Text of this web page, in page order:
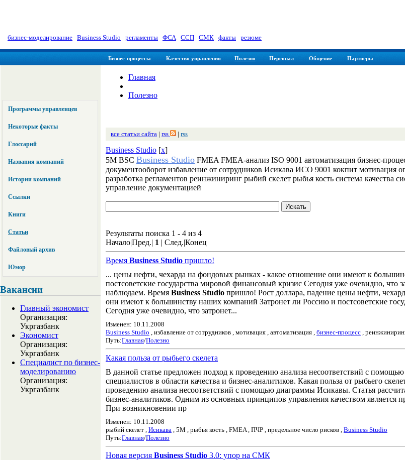
бизнес-моделирование Business Studio регламенты ФСА| ССП СМК факты резюме
Бизнес-процессы Качество управления Полезно Персонал Общение Партнеры
Программы управленцев
Некоторые факты
Глоссарий
Названия компаний
Истории компаний
Ссылки
Книги
Статьи
Файловый архив
Юмор
Вакансии
Главный экономист
Организация:
Укргазбанк
Экономист
Организация:
Укргазбанк
Специалист по бизнес-
моделированию
Организация:
Укргазбанк
Главная
Полезно
все статьи сайта | rss | rss
Business Studio [x]
5M BSC Business Studio FMEA FMEA-анализ ISO 9001 автоматизация бизнес-
документооборот избавление от сотрудников Исикава ИСО 9001 кокпит мотивация
разработка регламентов реинжиниринг рыбий скелет рыбья кость система
управление документацией
Результаты поиска 1 - 4 из 4
Начало|Пред.| 1 | След.|Конец
Время Business Studio пришло!
... цены нефти, чехарда на фондовых рынках - какое отношение они имеют к
постсоветские государства мировой финансовый кризис Сегодня уже очевидно, что
наблюдаем. Время Business Studio пришло! Рост доллара, падение цены нефти,
они имеют к большинству наших компаний Затронет ли Россию и постсоветские
Сегодня уже очевидно, что затронет...
Изменен: 10.11.2008
Business Studio , избавление от сотрудников , мотивация , автоматизация , бизнес-процесс ,
Путь:Главная/Полезно
Какая польза от рыбьего скелета
В данной статье предложен подход к проведению анализа несоответствий с
специалистов в области качества и бизнес-аналитиков. Какая польза от рыбьего
проведению анализа несоответствий с помощью диаграммы Исикавы. Статья
бизнес-аналитиков. Одним из основных принципов управления качеством является
При возникновении пр
Изменен: 10.11.2008
рыбий скелет , Исикава , 5M , рыбья кость , FMEA , ПЧР , предельное число рисков , Business Studio
Путь:Главная/Полезно
Новая версия Business Studio 3.0: упор на СМК